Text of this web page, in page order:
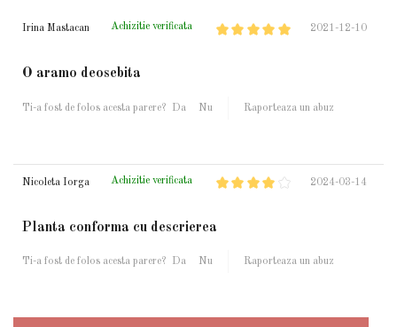
Irina Mastacan Achizitie verificata 2021-12-10
O aramo deosebita
Ti-a fost de folos acesta parere? Da Nu Raporteaza un abuz
Nicoleta Iorga Achizitie verificata 2024-03-14
Planta conforma cu descrierea
Ti-a fost de folos acesta parere? Da Nu Raporteaza un abuz